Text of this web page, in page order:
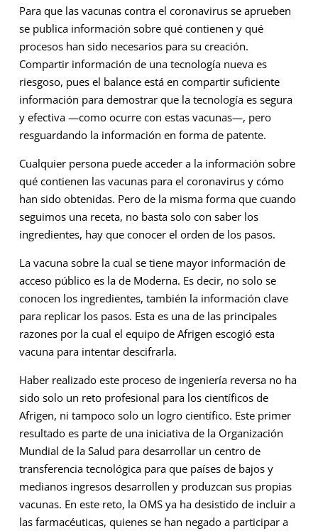
Para que las vacunas contra el coronavirus se aprueben
se publica información sobre qué contienen y qué
procesos han sido necesarios para su creación.
Compartir información de una tecnología nueva es
riesgoso, pues el balance está en compartir suficiente
información para demostrar que la tecnología es segura
y efectiva —como ocurre con estas vacunas—, pero
resguardando la información en forma de patente.
Cualquier persona puede acceder a la información sobre
qué contienen las vacunas para el coronavirus y cómo
han sido obtenidas. Pero de la misma forma que cuando
seguimos una receta, no basta solo con saber los
ingredientes, hay que conocer el orden de los pasos.
La vacuna sobre la cual se tiene mayor información de
acceso público es la de Moderna. Es decir, no solo se
conocen los ingredientes, también la información clave
para replicar los pasos. Esta es una de las principales
razones por la cual el equipo de Afrigen escogió esta
vacuna para intentar descifrarla.
Haber realizado este proceso de ingeniería reversa no ha
sido solo un reto profesional para los científicos de
Afrigen, ni tampoco solo un logro científico. Este primer
resultado es parte de una iniciativa de la Organización
Mundial de la Salud para desarrollar un centro de
transferencia tecnológica para que países de bajos y
medianos ingresos desarrollen y produzcan sus propias
vacunas. En este reto, la OMS ya ha desistido de incluir a
las farmacéuticas, quienes se han negado a participar a